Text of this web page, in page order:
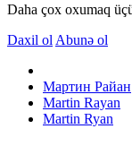
Daha çox oxumaq
Daxil ol Abunə ol
Мартин Райан
Martin Rayan
Martin Ryan